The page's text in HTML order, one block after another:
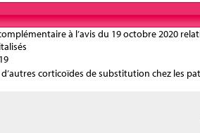
à l’avis du 19 octobre 2020
corticoïdes de substitution chez les